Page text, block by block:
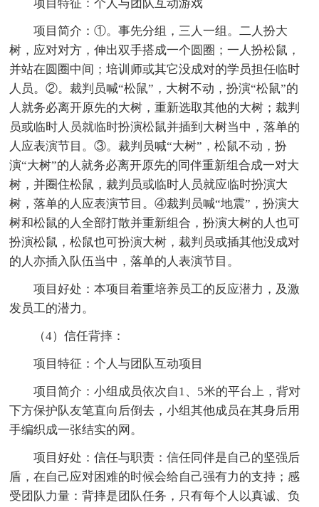
项目特征：个人与团队互动游戏
项目简介：①。事先分组，三人一组。二人扮大
树，应对对方，伸出双手搭成一个圆圈；一人扮松鼠，
并站在圆圈中间；培训师或其它没成对的学员担任临时
人员。②。裁判员喊“松鼠”，大树不动，扮演“松鼠”的
人就务必离开原先的大树，重新选取其他的大树；裁判
员或临时人员就临时扮演松鼠并插到大树当中，落单的
人应表演节目。③。裁判员喊“大树”，松鼠不动，扮
演“大树”的人就务必离开原先的同伴重新组合成一对大
树，并圈住松鼠，裁判员或临时人员就应临时扮演大
树，落单的人应表演节目。④裁判员喊“地震”，扮演大
树和松鼠的人全部打散并重新组合，扮演大树的人也可
扮演松鼠，松鼠也可扮演大树，裁判员或插其他没成对
的人亦插入队伍当中，落单的人表演节目。
项目好处：本项目着重培养员工的反应潜力，及激
发员工的潜力。
（4）信任背摔：
项目特征：个人与团队互动项目
项目简介：小组成员依次自1、5米的平台上，背对
下方保护队友笔直向后倒去，小组其他成员在其身后用
手编织成一张结实的网。
项目好处：信任与职责：信任同伴是自己的坚强后
盾，在自己应对困难的时候会给自己强有力的支持；感
受团队力量：背摔是团队任务，只有每个人以真诚、负